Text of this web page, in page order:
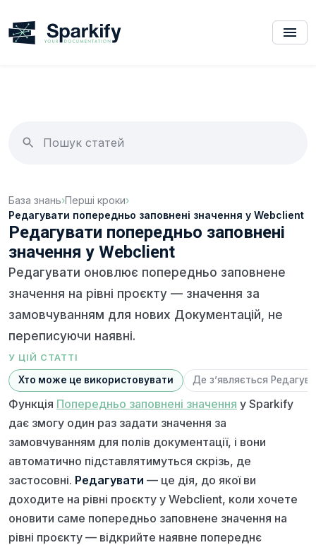
База знань›Перші кроки›
Редагувати попередньо заповнені значення у Webclient
Редагувати попередньо заповнені
значення у Webclient
Редагувати оновлює попередньо заповнене
значення на рівні проєкту — значення за
замовчуванням для нових Документацій, не
переписуючи наявні.
У ЦІЙ СТАТТІ
Хто може це використовувати Де з’являється
Функція Попередньо заповнені значення у Sparkify
дає змогу один раз задати значення за
замовчуванням для полів документації, і вони
автоматично підставлятимуться скрізь, де
застосовні. Редагувати — це дія, до якої ви
доходите на рівні проєкту у Webclient, коли хочете
оновити саме попередньо заповнене значення на
рівні проєкту — відкрийте наявне попереднє